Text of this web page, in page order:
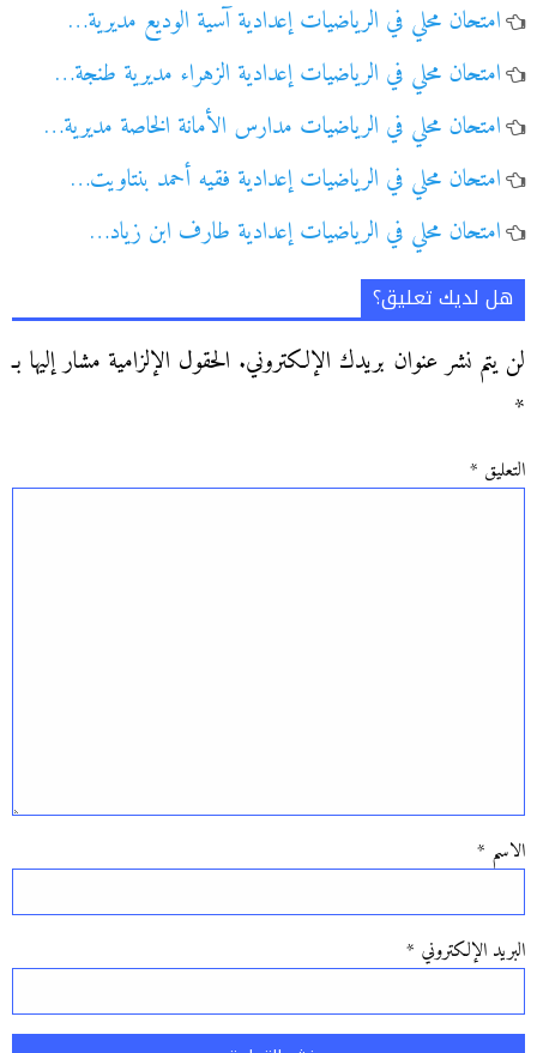
امتحان محلي في الرياضيات إعدادية آسية الوديع مديرية…
امتحان محلي في الرياضيات إعدادية الزهراء مديرية طنجة…
امتحان محلي في الرياضيات مدارس الأمانة الخاصة مديرية…
امتحان محلي في الرياضيات إعدادية فقيه أحمد بنتاويت…
امتحان محلي في الرياضيات إعدادية طارف ابن زياد…
هل لديك تعليق؟
لن يتم نشر عنوان بريدك الإلكتروني. الحقول الإلزامية مشار إليها بـ
*
التعليق *
الاسم *
البريد الإلكتروني *